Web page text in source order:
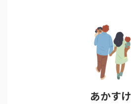
あかすけ